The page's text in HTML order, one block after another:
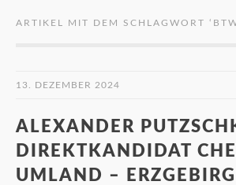
ARTIKEL MIT DEM SCHLAGWORT ‘
13. DEZEMBER 2024
ALEXANDER
DIREKTKANDIDAT
UMLAND –